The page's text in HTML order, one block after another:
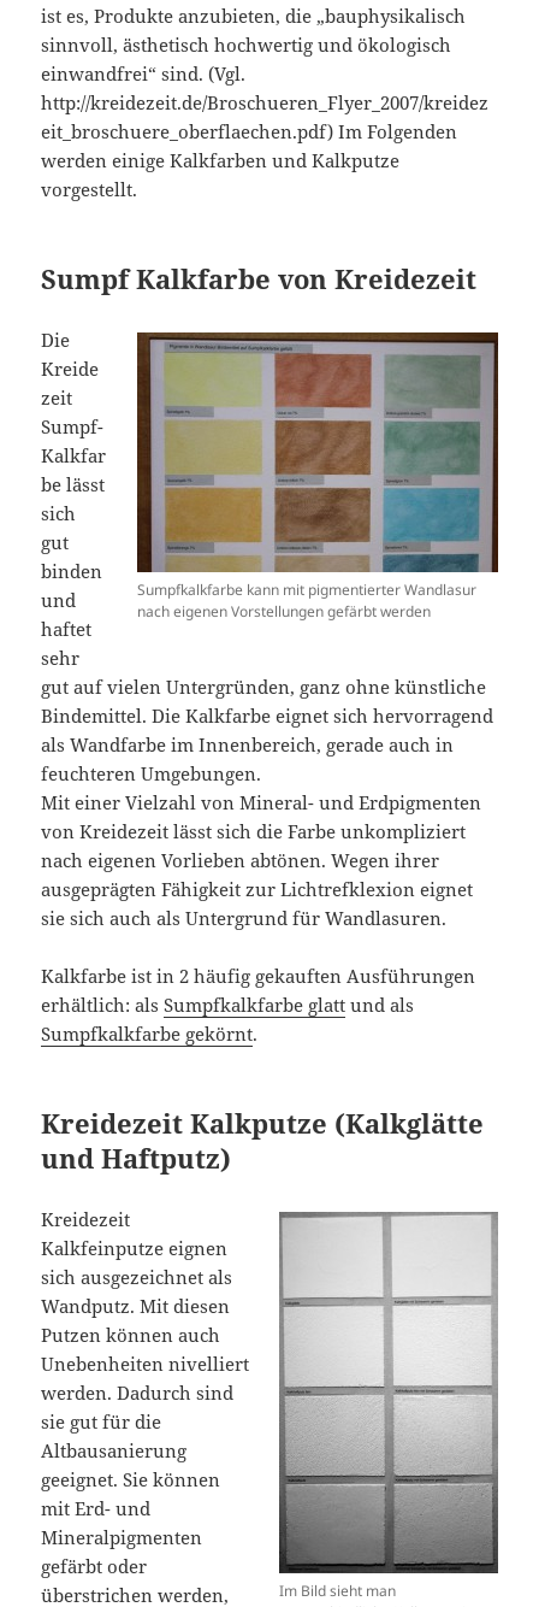
ist es, Produkte anzubieten, die „bauphysikalisch
sinnvoll, ästhetisch hochwertig und ökologisch
einwandfrei“ sind. (Vgl.
http://kreidezeit.de/Broschueren_Flyer_2007/kreidez
eit_broschuere_oberflaechen.pdf) Im Folgenden
werden einige Kalkfarben und Kalkputze
vorgestellt.
Sumpf Kalkfarbe von Kreidezeit
Sumpfkalkfarbe kann mit pigmentierter Wandlasur
nach eigenen Vorstellungen gefärbt werden
Die
Kreide
zeit
Sumpf-
Kalkfar
be lässt
sich
gut
binden
und
haftet
sehr
gut auf vielen Untergründen, ganz ohne künstliche
Bindemittel. Die Kalkfarbe eignet sich hervorragend
als Wandfarbe im Innenbereich, gerade auch in
feuchteren Umgebungen.
Mit einer Vielzahl von Mineral- und Erdpigmenten
von Kreidezeit lässt sich die Farbe unkompliziert
nach eigenen Vorlieben abtönen. Wegen ihrer
ausgeprägten Fähigkeit zur Lichtrefklexion eignet
sie sich auch als Untergrund für Wandlasuren.
Kalkfarbe ist in 2 häufig gekauften Ausführungen
erhältlich: alsSumpfkalkfarbe glatt und als
Sumpfkalkfarbe gekörnt.
Kreidezeit Kalkputze (Kalkglätte
und Haftputz)
Im Bild sieht man
Kreidezeit
Kalkfeinputze eignen
sich ausgezeichnet als
Wandputz. Mit diesen
Putzen können auch
Unebenheiten nivelliert
werden. Dadurch sind
sie gut für die
Altbausanierung
geeignet. Sie können
mit Erd- und
Mineralpigmenten
gefärbt oder
überstrichen werden,